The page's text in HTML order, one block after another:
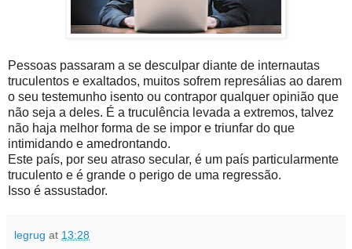
Pessoas passaram a se desculpar diante de internautas
truculentos e exaltados, muitos sofrem represálias ao darem
o seu testemunho isento ou contrapor qualquer opinião que
não seja a deles. É a truculência levada a extremos, talvez
não haja melhor forma de se impor e triunfar do que
intimidando e amedrontando.
Este país, por seu atraso secular, é um país particularmente
truculento e é grande o perigo de uma regressão.
Isso é assustador.
legrug at 13:28